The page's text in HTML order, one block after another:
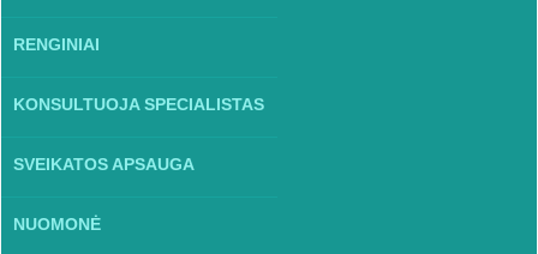
RENGINIAI
KONSULTUOJA SPECIALISTAS
SVEIKATOS APSAUGA
NUOMONĖ